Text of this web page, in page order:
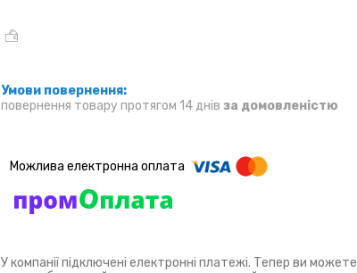
повернення товару протягом 14 днів за домовленістю
У компанії підключені електронні платежі. Тепер ви можете